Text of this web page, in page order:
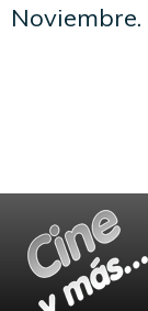
Noviembre.